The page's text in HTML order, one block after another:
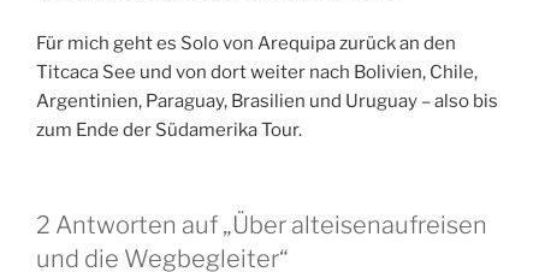
Für mich geht es Solo von Arequipa zurück an den
Titcaca See und von dort weiter nach Bolivien, Chile,
Argentinien, Paraguay, Brasilien und Uruguay – also bis
zum Ende der Südamerika Tour.
2 Antworten auf „Über alteisenaufreisen
und die Wegbegleiter“